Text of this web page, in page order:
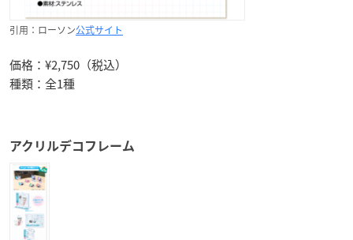
引用：ローソン公式サイト
価格：¥2,750（税込）
種類：全1種
アクリルデコフレーム